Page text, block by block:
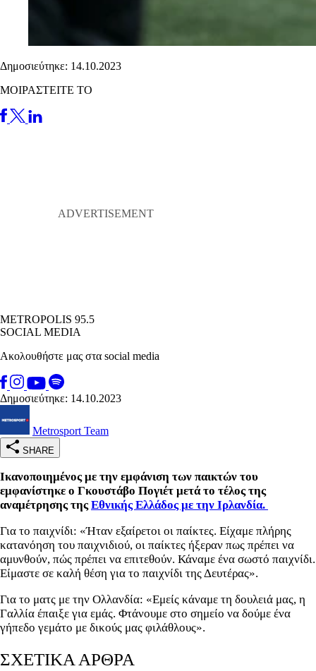
Δημοσιεύτηκε: 14.10.2023
ΜΟΙΡΑΣΤΕΙΤΕ ΤΟ
METROPOLIS 95.5
SOCIAL MEDIA
Ακολουθήστε μας στα social media
Δημοσιεύτηκε: 14.10.2023
Metrosport Team
SHARE
Ικανοποιημένος με την εμφάνιση των παικτών του
εμφανίστηκε ο Γκουστάβο Πογιέτ μετά το τέλος της
αναμέτρησης τηςΕθνικής Ελλάδος με την Ιρλανδία.
Για το παιχνίδι: «Ήταν εξαίρετοι οι παίκτες. Είχαμε πλήρης
κατανόηση του παιχνιδιού, οι παίκτες ήξεραν πως πρέπει να
αμυνθούν, πώς πρέπει να επιτεθούν. Κάναμε ένα σωστό παιχνίδι.
Είμαστε σε καλή θέση για το παιχνίδι της Δευτέρας».
Για το ματς με την Ολλανδία: «Εμείς κάναμε τη δουλειά μας, η
Γαλλία έπαιξε για εμάς. Φτάνουμε στο σημείο να δούμε ένα
γήπεδο γεμάτο με δικούς μας φιλάθλους».
ΣΧΕΤΙΚΑ ΑΡΘΡΑ